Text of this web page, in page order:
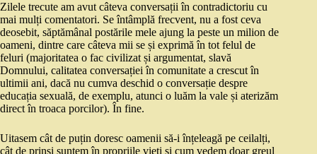
Zilele trecute am avut câteva conversații în contradictoriu cu
mai mulți comentatori. Se întâmplă frecvent, nu a fost ceva
deosebit, săptămânal postările mele ajung la peste un milion de
oameni, dintre care câteva mii se și exprimă în tot felul de
feluri (majoritatea o fac civilizat și argumentat, slavă
Domnului, calitatea conversației în comunitate a crescut în
ultimii ani, dacă nu cumva deschid o conversație despre
educația sexuală, de exemplu, atunci o luăm la vale și aterizăm
direct în troaca porcilor). În fine.
Uitasem cât de puțin doresc oamenii să-i înțeleagă pe ceilalți,
cât de prinși suntem în propriile vieți și cum vedem doar greul